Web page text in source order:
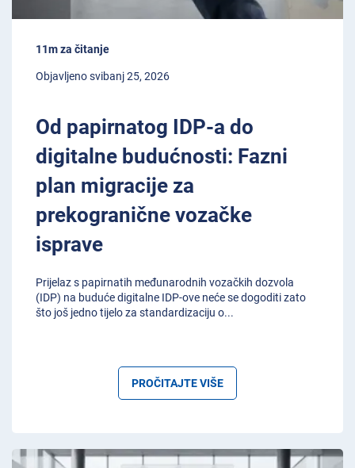
11m za čitanje
Objavljeno svibanj 25, 2026
Od papirnatog IDP-a do
digitalne budućnosti: Fazni
plan migracije za
prekogranične vozačke
isprave
Prijelaz s papirnatih međunarodnih vozačkih dozvola
(IDP) na buduće digitalne IDP-ove neće se dogoditi zato
što još jedno tijelo za standardizaciju o...
PROČITAJTE VIŠE